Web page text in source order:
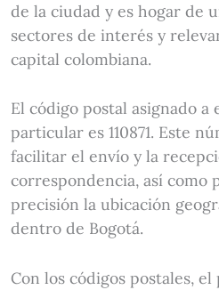
de la ciudad y es hogar de
sectores de interés y
capital colombiana.
El código postal asignado a
particular es 110871. Este
facilitar el envío y la
correspondencia, así como
precisión la ubicación
dentro de Bogotá.
Con los códigos postales,